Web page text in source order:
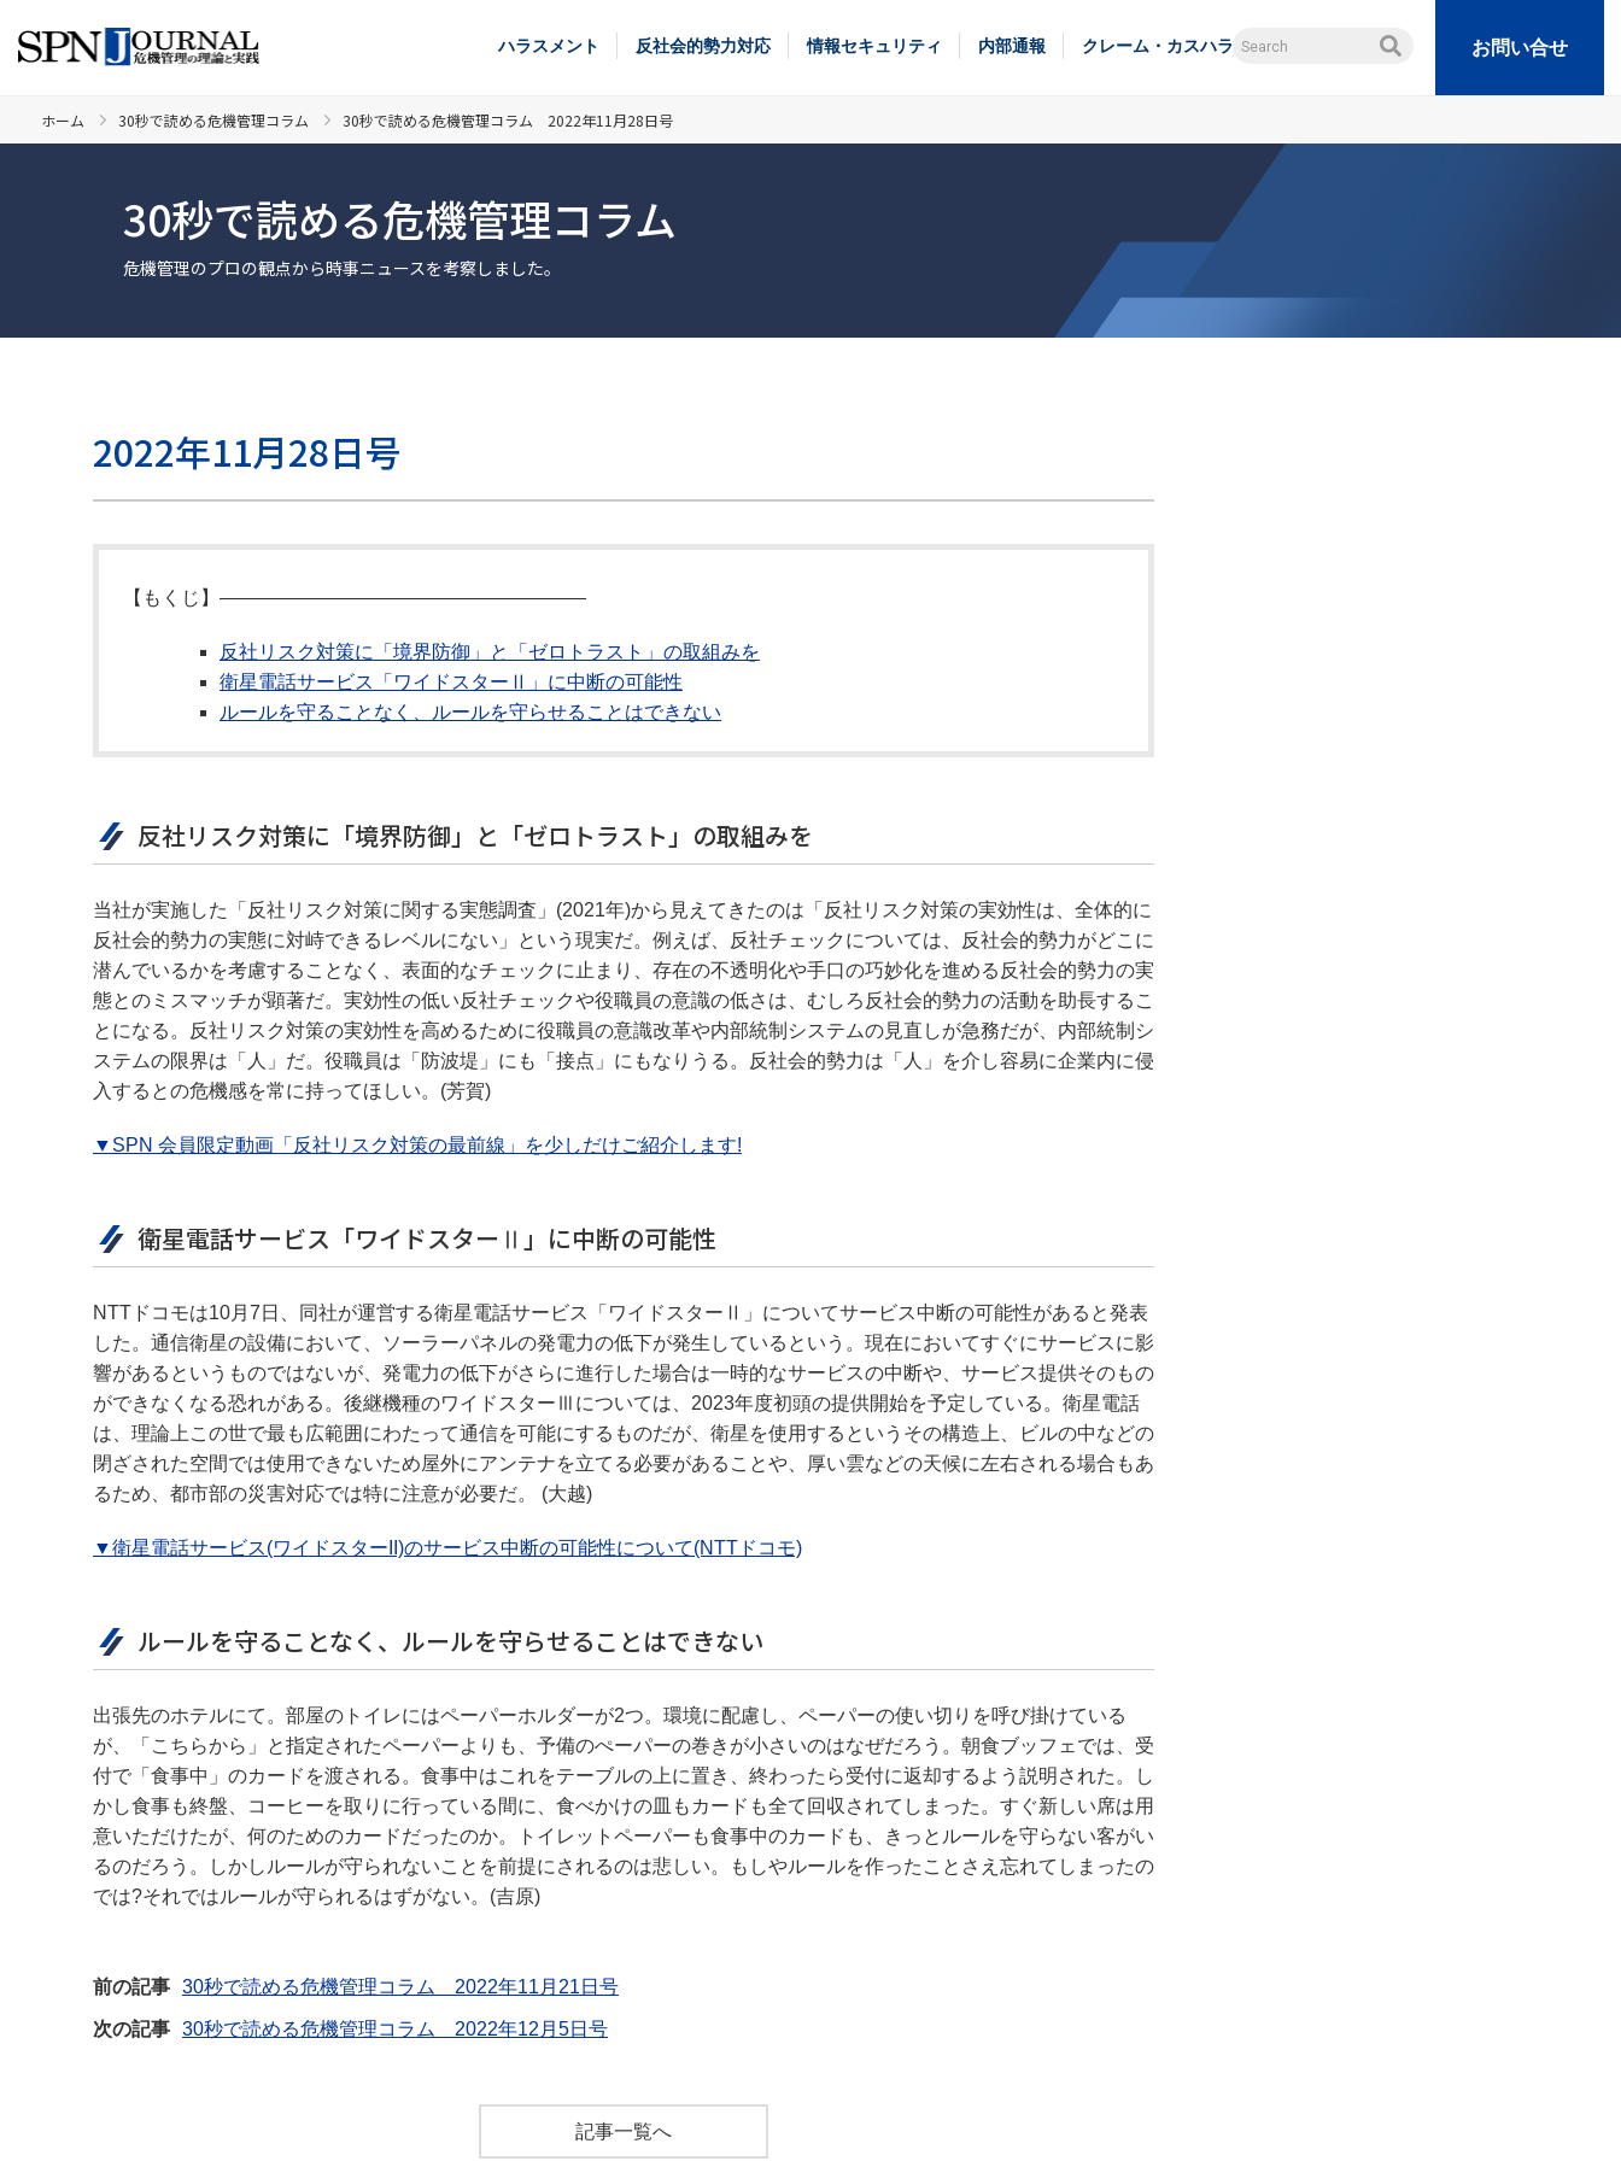
ハラスメント 反社会的勢力対応 情報セキュリティ 内部通報 クレーム・カスハラ お問い合せ
ホーム 30秒で読める危機管理コラム 30秒で読める危機管理コラム 2022年11月28日号
30秒で読める危機管理コラム
危機管理のプロの観点から時事ニュースを考察しました。
2022年11月28日号
【もくじ】―――――――――――――――――――
反社リスク対策に「境界防御」と「ゼロトラスト」の取組みを
衛星電話サービス「ワイドスターⅡ」に中断の可能性
ルールを守ることなく、ルールを守らせることはできない
反社リスク対策に「境界防御」と「ゼロトラスト」の取組みを
当社が実施した「反社リスク対策に関する実態調査」(2021年)から見えてきたのは「反社リスク対策の実効性は、全体的に
反社会的勢力の実態に対峙できるレベルにない」という現実だ。例えば、反社チェックについては、反社会的勢力がどこに
潜んでいるかを考慮することなく、表面的なチェックに止まり、存在の不透明化や手口の巧妙化を進める反社会的勢力の実
態とのミスマッチが顕著だ。実効性の低い反社チェックや役職員の意識の低さは、むしろ反社会的勢力の活動を助長するこ
とになる。反社リスク対策の実効性を高めるために役職員の意識改革や内部統制システムの見直しが急務だが、内部統制シ
ステムの限界は「人」だ。役職員は「防波堤」にも「接点」にもなりうる。反社会的勢力は「人」を介し容易に企業内に侵
入するとの危機感を常に持ってほしい。(芳賀)
▼SPN 会員限定動画「反社リスク対策の最前線」を少しだけご紹介します!
衛星電話サービス「ワイドスターⅡ」に中断の可能性
NTTドコモは10月7日、同社が運営する衛星電話サービス「ワイドスターⅡ」についてサービス中断の可能性があると発表
した。通信衛星の設備において、ソーラーパネルの発電力の低下が発生しているという。現在においてすぐにサービスに影
響があるというものではないが、発電力の低下がさらに進行した場合は一時的なサービスの中断や、サービス提供そのもの
ができなくなる恐れがある。後継機種のワイドスターⅢについては、2023年度初頭の提供開始を予定している。衛星電話
は、理論上この世で最も広範囲にわたって通信を可能にするものだが、衛星を使用するというその構造上、ビルの中などの
閉ざされた空間では使用できないため屋外にアンテナを立てる必要があることや、厚い雲などの天候に左右される場合もあ
るため、都市部の災害対応では特に注意が必要だ。 (大越)
▼衛星電話サービス(ワイドスターII)のサービス中断の可能性について(NTTドコモ)
ルールを守ることなく、ルールを守らせることはできない
出張先のホテルにて。部屋のトイレにはペーパーホルダーが2つ。環境に配慮し、ペーパーの使い切りを呼び掛けている
が、「こちらから」と指定されたペーパーよりも、予備のぺーパーの巻きが小さいのはなぜだろう。朝食ブッフェでは、受
付で「食事中」のカードを渡される。食事中はこれをテーブルの上に置き、終わったら受付に返却するよう説明された。し
かし食事も終盤、コーヒーを取りに行っている間に、食べかけの皿もカードも全て回収されてしまった。すぐ新しい席は用
意いただけたが、何のためのカードだったのか。トイレットペーパーも食事中のカードも、きっとルールを守らない客がい
るのだろう。しかしルールが守られないことを前提にされるのは悲しい。もしやルールを作ったことさえ忘れてしまったの
では?それではルールが守られるはずがない。(吉原)
前の記事 30秒で読める危機管理コラム 2022年11月21日号
次の記事 30秒で読める危機管理コラム 2022年12月5日号
記事一覧へ